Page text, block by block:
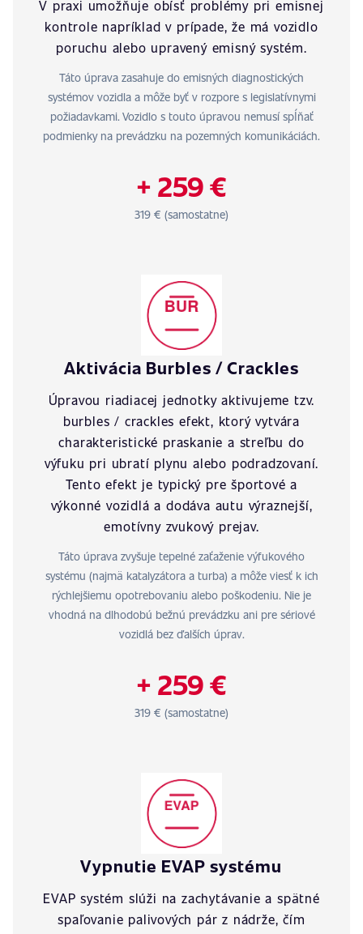
V praxi umožňuje obísť problémy pri emisnej
kontrole napríklad v prípade, že má vozidlo
poruchu alebo upravený emisný systém.
Táto úprava zasahuje do emisných diagnostických
systémov vozidla a môže byť v rozpore s legislatívnymi
požiadavkami. Vozidlo s touto úpravou nemusí spĺňať
podmienky na prevádzku na pozemných komunikáciách.
+ 259 €
319 € (samostatne)
Aktivácia Burbles / Crackles
Úpravou riadiacej jednotky aktivujeme tzv.
burbles / crackles efekt, ktorý vytvára
charakteristické praskanie a streľbu do
výfuku pri ubratí plynu alebo podradzovaní.
Tento efekt je typický pre športové a
výkonné vozidlá a dodáva autu výraznejší,
emotívny zvukový prejav.
Táto úprava zvyšuje tepelné zaťaženie výfukového
systému (najmä katalyzátora a turba) a môže viesť k ich
rýchlejšiemu opotrebovaniu alebo poškodeniu. Nie je
vhodná na dlhodobú bežnú prevádzku ani pre sériové
vozidlá bez ďalších úprav.
+ 259 €
319 € (samostatne)
Vypnutie EVAP systému
EVAP systém slúži na zachytávanie a spätné
spaľovanie palivových pár z nádrže, čím